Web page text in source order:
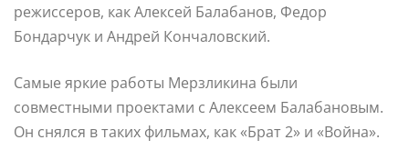
режиссеров, как Алексей Балабанов, Федор
Бондарчук и Андрей Кончаловский.
Самые яркие работы Мерзликина были
совместными проектами с Алексеем Балабановым.
Он снялся в таких фильмах, как «Брат 2» и «Война».